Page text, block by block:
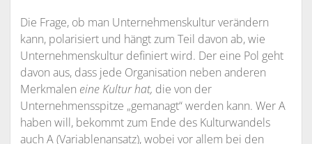
Die Frage, ob man Unternehmenskultur verändern
kann, polarisiert und hängt zum Teil davon ab, wie
Unternehmenskultur definiert wird. Der eine Pol geht
davon aus, dass jede Organisation neben anderen
Merkmalen eine Kultur hat, die von der
Unternehmensspitze „gemanagt“ werden kann. Wer A
haben will, bekommt zum Ende des Kulturwandels
auch A (Variablenansatz), wobei vor allem bei den